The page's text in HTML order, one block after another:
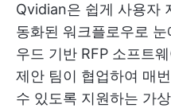
Qvidian은 쉽게 사용자
동화된 워크플로우로
우드 기반 RFP 소프트
제안 팀이 협업하여 매
수 있도록 지원하는 가